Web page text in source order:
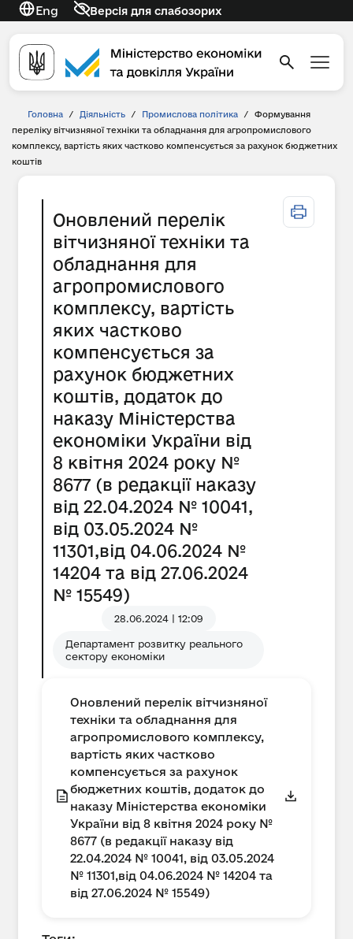
Eng Версія для слабозорих
Головна / Діяльність / Промислова політика /
Формування
переліку вітчизняної техніки та обладнання для агропромислового
комплексу, вартість яких частково компенсується за рахунок бюджетних
коштів
Оновлений перелік
вітчизняної техніки та
обладнання для
агропромислового
комплексу, вартість
яких частково
компенсується за
рахунок бюджетних
коштів, додаток до
наказу Міністерства
економіки України від
8 квітня 2024 року №
8677 (в редакції наказу
від 22.04.2024 № 10041,
від 03.05.2024 №
11301,від 04.06.2024 №
14204 та від 27.06.2024
№ 15549)
28.06.2024 | 12:09
Департамент розвитку реального
сектору економіки
Оновлений перелік вітчизняної
техніки та обладнання для
агропромислового комплексу,
вартість яких частково
компенсується за рахунок
бюджетних коштів, додаток до
наказу Міністерства економіки
України від 8 квітня 2024 року №
8677 (в редакції наказу від
22.04.2024 № 10041, від 03.05.2024
№ 11301,від 04.06.2024 № 14204 та
від 27.06.2024 № 15549)